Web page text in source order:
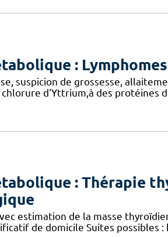
: Lymphomes
suspicion de grossesse,
d'Yttrium,à des protéines
: Thérapie
estimation de la masse
de domicile Suites possibles :